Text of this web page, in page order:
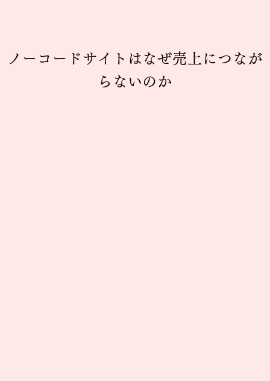
ノーコードサイトはなぜ売上につなが
らないのか